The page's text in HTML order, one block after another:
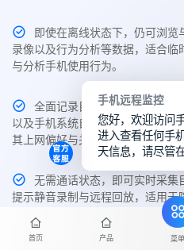
即使在离线状态下，仍可浏
录像以及行为分析等数据，适合
与分析手机使用行为。
全面记录目标手机中Chrome
以及手机系统自带的主流浏览器访
其上网偏好与关注内容。
无需通话状态，即可实时采集
提示静音录制与远程回放，适用于
主控端支持随时切换不同品牌
首页 产品 菜单
手机远程监控
您好，欢迎访问
进入查看任何手
天信息，请尽管